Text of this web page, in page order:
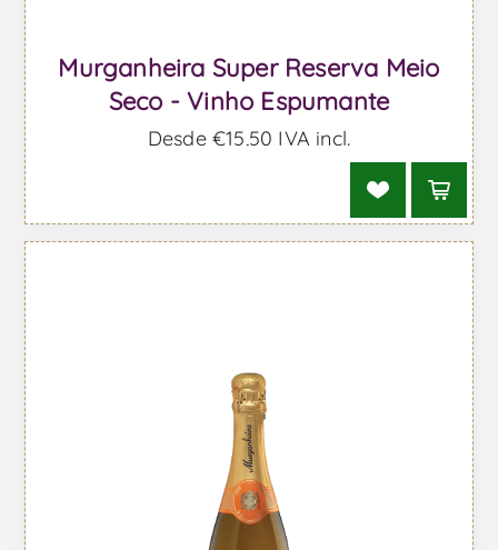
Murganheira Super Reserva Meio
Seco - Vinho Espumante
Desde €15,50 IVA incl.